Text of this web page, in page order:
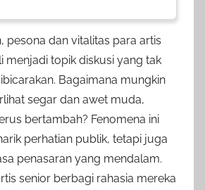
pesona dan vitalitas para artis
menjadi topik diskusi yang tak
Bagaimana mungkin
segar dan awet muda,
bertambah? Fenomena ini
perhatian publik, tetapi juga
penasaran yang mendalam.
senior berbagi rahasia mereka